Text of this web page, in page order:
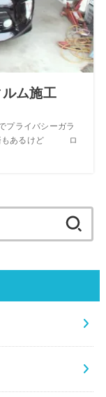
ム施工
プライバシーガラ
済もあるけど ロ